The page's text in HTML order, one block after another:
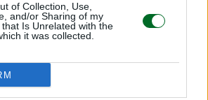
of Collection, Use,
and/or Sharing of my
Is Unrelated with the
it was collected.